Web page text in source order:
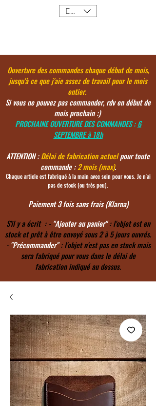
EUR (€)
Ouverture des commandes chaque début de mois,
jusqu'à ceque j'aie assez de travail pour le mois
entier.
Si vous ne pouvez pas commander, rdv en début de
mois prochain :)
PROCHAINE OUVERTURE DES COMMANDES :6
SEPTEMBRE à 18h
ATTENTION :Délai de fabrication actuelpour toute
commande :2 mois (max).
Chaque article est fabriqué à la main avec soin pour vous. Je n'ai
pas de stock (ou très peu).
Paiement 3 fois sans frais (Klarna)
S'il y a écrit : - "Ajouter au panier": l'objet est en
stock et prêt à être envoyé sous 2 à 5 jours ouvrés.
- "Précommander": l'objet n'est pas en stock mais
sera fabriqué pour vous dans le délai de
fabrication indiqué au dessus.